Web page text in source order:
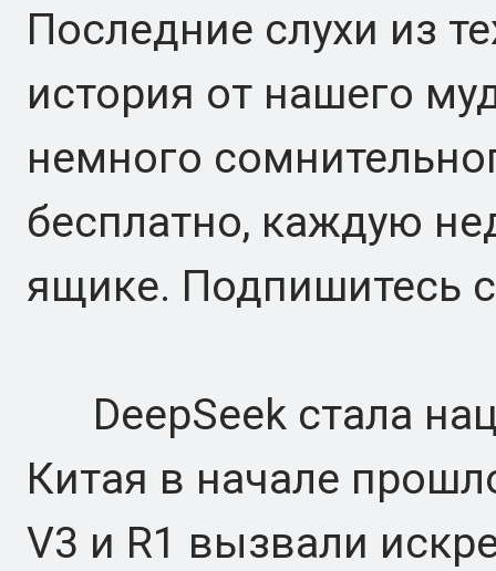
Последние слухи из
история от нашего
немного
бесплатно, каждую
ящике. Подпишитесь
DeepSeek стала
Китая в начале
V3 и R1 вызвали